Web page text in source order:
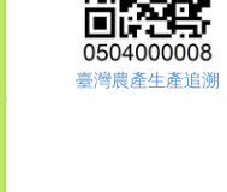
臺灣農產生產追溯